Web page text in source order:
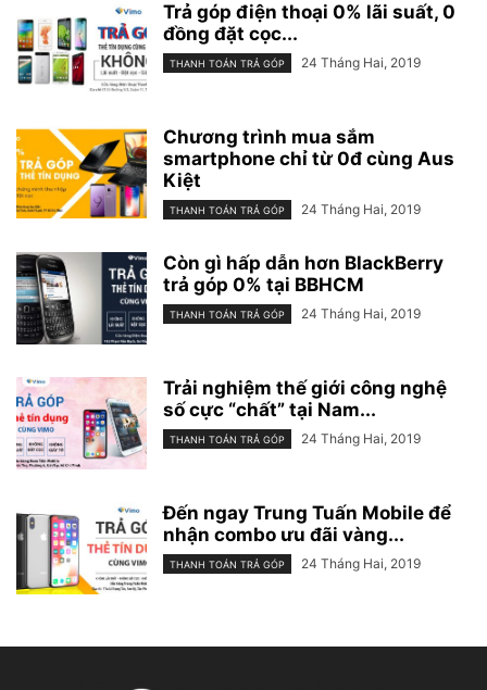
Trả góp điện thoại 0% lãi suất, 0
đồng đặt cọc...
THANH TOÁN TRẢ GÓP 24 Tháng Hai, 2019
Chương trình mua sắm
smartphone chỉ từ 0đ cùng Aus
Kiệt
THANH TOÁN TRẢ GÓP 24 Tháng Hai, 2019
Còn gì hấp dẫn hơn BlackBerry
trả góp 0% tại BBHCM
THANH TOÁN TRẢ GÓP 24 Tháng Hai, 2019
Trải nghiệm thế giới công nghệ
số cực “chất” tại Nam...
THANH TOÁN TRẢ GÓP 24 Tháng Hai, 2019
Đến ngay Trung Tuấn Mobile để
nhận combo ưu đãi vàng...
THANH TOÁN TRẢ GÓP 24 Tháng Hai, 2019